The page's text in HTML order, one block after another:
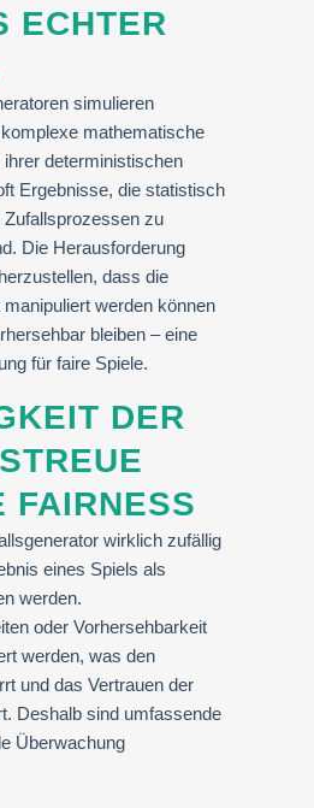
ECHTER
simulieren
mathematische
ihrer deterministischen
Ergebnisse, die statistisch
zu
Die Herausforderung
dass die
werden können
bleiben – eine
für faire Spiele.
DER
FAIRNESS
wirklich zufällig
eines Spiels als
werden.
oder Vorhersehbarkeit
werden, was den
und das Vertrauen der
Deshalb sind umfassende
Überwachung